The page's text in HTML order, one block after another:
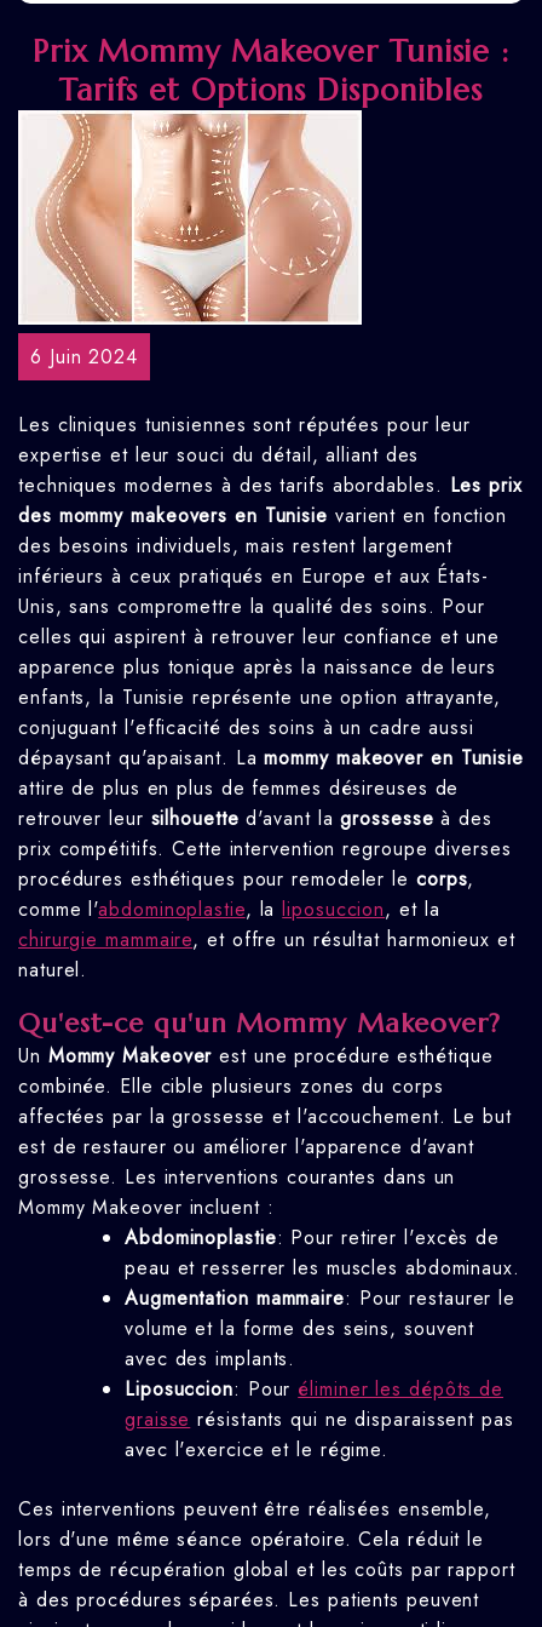
Prix Mommy Makeover Tunisie :
Tarifs et Options Disponibles
6 Juin 2024
Les cliniques tunisiennes sont réputées pour leur
expertise et leur souci du détail, alliant des
techniques modernes à des tarifs abordables. Les prix
des mommy makeovers en Tunisie varient en fonction
des besoins individuels, mais restent largement
inférieurs à ceux pratiqués en Europe et aux États-
Unis, sans compromettre la qualité des soins. Pour
celles qui aspirent à retrouver leur confiance et une
apparence plus tonique après la naissance de leurs
enfants, la Tunisie représente une option attrayante,
conjuguant l'efficacité des soins à un cadre aussi
dépaysant qu'apaisant. Lamommy makeover en Tunisie
attire de plus en plus de femmes désireuses de
retrouver leur silhouette d'avant lagrossesse à des
prix compétitifs. Cette intervention regroupe diverses
procédures esthétiques pour remodeler le corps,
comme l'abdominoplastie, laliposuccion, et la
chirurgie mammaire, et offre un résultat harmonieux et
naturel.
Qu'est-ce qu'un Mommy Makeover?
Un Mommy Makeover est une procédure esthétique
combinée. Elle cible plusieurs zones du corps
affectées par la grossesse et l'accouchement. Le but
est de restaurer ou améliorer l'apparence d'avant
grossesse. Les interventions courantes dans un
Mommy Makeover incluent :
Abdominoplastie: Pour retirer l'excès de
peau et resserrer les muscles abdominaux.
Augmentation mammaire: Pour restaurer le
volume et la forme des seins, souvent
avec des implants.
Liposuccion: Pour éliminer les dépôts de
graisse résistants qui ne disparaissent pas
avec l'exercice et le régime.
Ces interventions peuvent être réalisées ensemble,
lors d'une même séance opératoire. Cela réduit le
temps de récupération global et les coûts par rapport
à des procédures séparées. Les patients peuvent